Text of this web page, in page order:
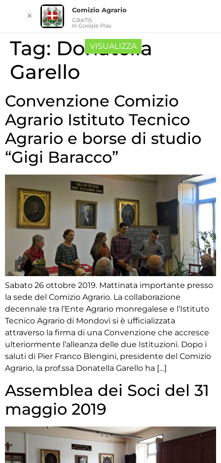
Tag: Donatella
Garello
Convenzione Comizio
Agrario Istituto Tecnico
Agrario e borse di studio
“Gigi Baracco”
Sabato 26 ottobre 2019. Mattinata importante presso
la sede del Comizio Agrario. La collaborazione
decennale tra l’Ente Agrario monregalese e l’Istituto
Tecnico Agrario di Mondovì si è ufficializzata
attraverso la firma di una Convenzione che accresce
ulteriormente l’alleanza delle due Istituzioni. Dopo i
saluti di Pier Franco Blengini, presidente del Comizio
Agrario, la prof.ssa Donatella Garello ha […]
Assemblea dei Soci del 31
maggio 2019
✕
Comizio Agrario
GRATIS
In Google Play
VISUALIZZA